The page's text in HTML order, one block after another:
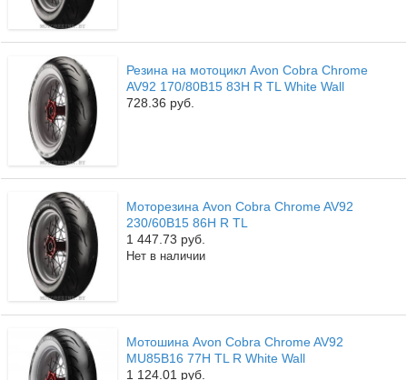
Резина на мотоцикл Avon Cobra Chrome
AV92 170/80B15 83H R TL White Wall
728.36 руб.
Моторезина Avon Cobra Chrome AV92
230/60B15 86H R TL
1 447.73 руб.
Нет в наличии
Мотошина Avon Cobra Chrome AV92
MU85B16 77H TL R White Wall
1 124.01 руб.